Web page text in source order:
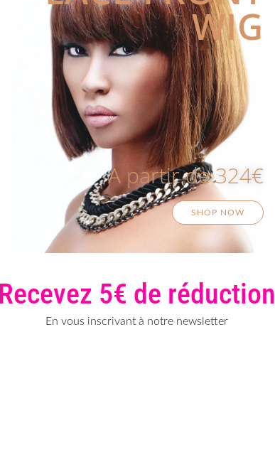
WIG
A partir de 324€
SHOP NOW
Recevez 5€ de réduction
En vous inscrivant à notre newsletter